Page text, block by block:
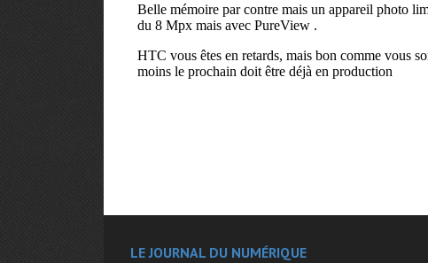
LE JOURNAL DU NUMÉRIQUE